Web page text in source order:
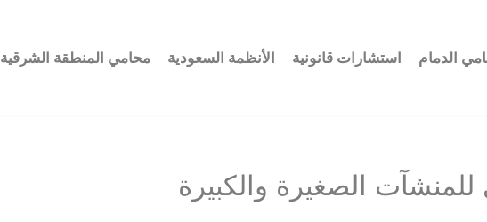
الدمام استشارات قانونية الأنظمة السعودية محامي المنطقة الشرقية
الصغيرة والكبيرة